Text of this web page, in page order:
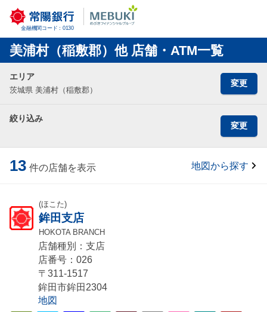
金融機関コード：0130
美浦村（稲敷郡）他 店舗・ATM一覧
エリア
茨城県 美浦村（稲敷郡）
変更
絞り込み
変更
13 件の店舗を表示 地図から探す
(ほこた)
鉾田支店
HOKOTA BRANCH
店舗種別：支店
店番号：026
〒311-1517
鉾田市鉾田2304
地図